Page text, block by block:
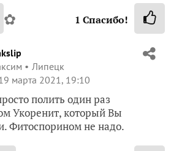
✿ 1 Спасибо!
Липецк
марта 2021, 19:10
полить один раз
Укоренит, который Вы
Фитоспорином не надо.